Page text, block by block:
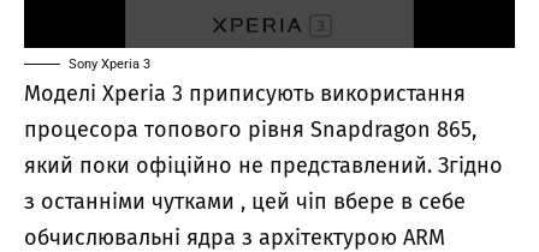
Sony Xperia 3
Моделі Xperia 3 приписують використання
процесора топового рівня Snapdragon 865,
який поки офіційно не представлений. Згідно
з останніми чутками , цей чіп вбере в себе
обчислювальні ядра з архітектурою ARM